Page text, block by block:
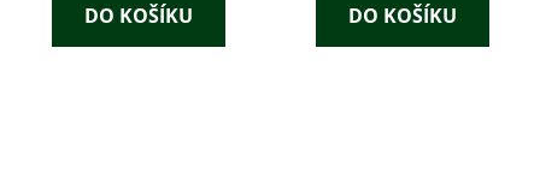
DO KOŠÍKU DO KOŠÍKU